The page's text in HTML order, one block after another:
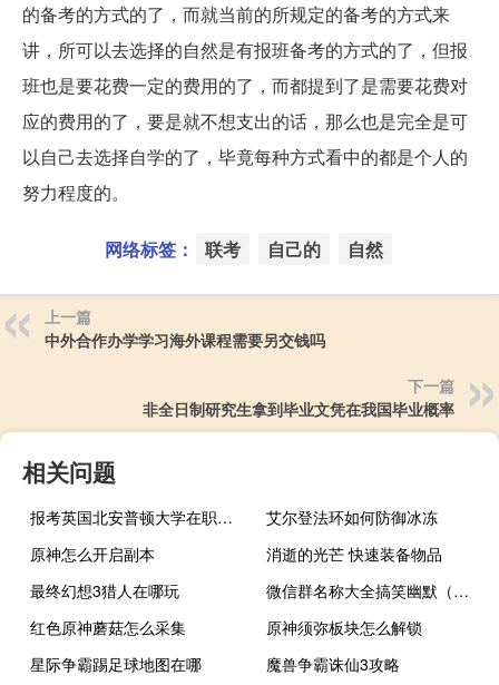
的备考的方式的了，而就当前的所规定的备考的方式来
讲，所可以去选择的自然是有报班备考的方式的了，但报
班也是要花费一定的费用的了，而都提到了是需要花费对
应的费用的了，要是就不想支出的话，那么也是完全是可
以自己去选择自学的了，毕竟每种方式看中的都是个人的
努力程度的。
网络标签： 联考 自己的 自然
上一篇
中外合作办学学习海外课程需要另交钱吗
下一篇
非全日制研究生拿到毕业文凭在我国毕业概率
相关问题
报考英国北安普顿大学在职研究生需要哪些条件
艾尔登法环如何防御冰冻
原神怎么开启副本
消逝的光芒 快速装备物品
最终幻想3猎人在哪玩
微信群名称大全搞笑幽默（微信群名称大全搞笑）
红色原神蘑菇怎么采集
原神须弥板块怎么解锁
星际争霸踢足球地图在哪
魔兽争霸诛仙3攻略